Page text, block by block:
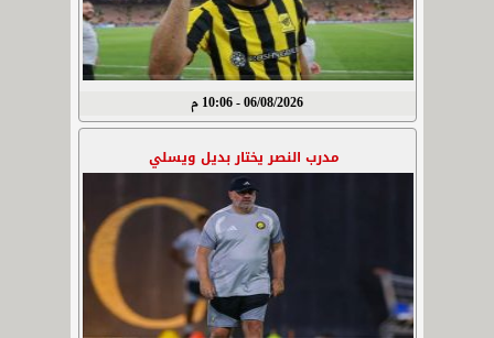
06/08/2026 - 10:06 م
مدرب النصر يختار بديل ويسلي